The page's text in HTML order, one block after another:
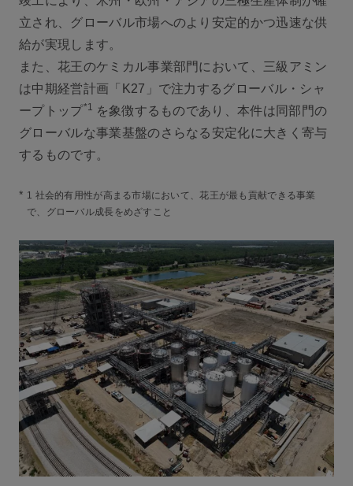
立され、グローバル市場へのより安定的かつ迅速な供
給が実現します。
また、花王のケミカル事業部門において、三級アミン
は中期経営計画「K27」で注力するグローバル・シャ
ープトップ*1 を象徴するものであり、本件は同部門の
グローバルな事業基盤のさらなる安定化に大きく寄与
するものです。
* 1 社会的有用性が高まる市場において、花王が最も貢献できる事業
で、グローバル成長をめざすこと